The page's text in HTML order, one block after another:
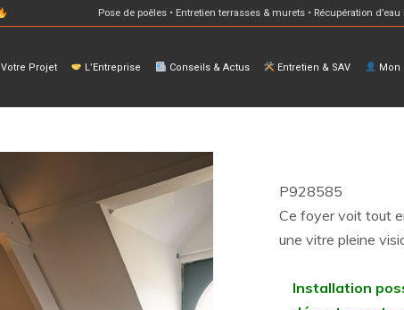
Pose de poêles • Entretien terrasses & murets • Récupération
Votre Projet L’Entreprise Conseils & Actus Entretien & SAV Mon
P928585
Ce foyer voit tout
une vitre pleine
Installation